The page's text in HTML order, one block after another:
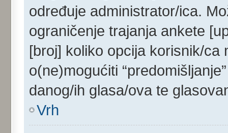
određuje administrator/ica.
ograničenje trajanja ankete
[broj] koliko opcija korisnik/ca
o(ne)mogućiti
danog/ih glasa/ova te
Vrh